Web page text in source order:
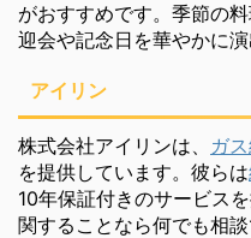
がおすすめです。季節の
迎会や記念日を華やかに演
アイリン
株式会社アイリンは、 ガ
を提供しています。彼らは
10年保証付きのサービスを
関することなら何でも相